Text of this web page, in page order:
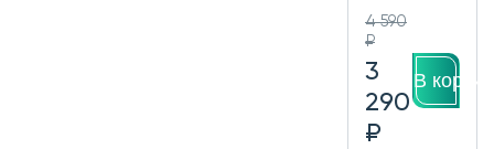
4 590
₽
3
290
₽
В